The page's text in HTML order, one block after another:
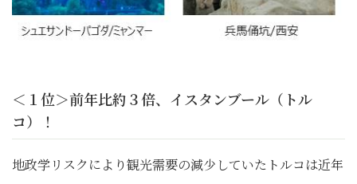
＜１位＞前年比約３倍、イスタンブール（トル
コ）！
地政学リスクにより観光需要の減少していたトルコは近年